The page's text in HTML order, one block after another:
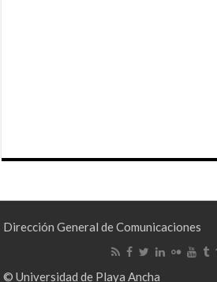
Dirección General de Comunicaciones
© Universidad de Playa Ancha